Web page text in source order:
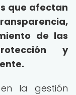
que afectan
de las
y
la gestión